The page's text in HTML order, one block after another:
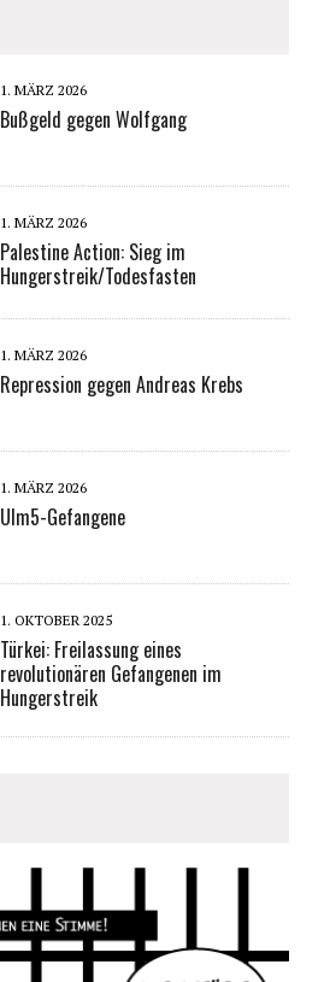
1. MÄRZ 2026
Bußgeld gegen Wolfgang
1. MÄRZ 2026
Palestine Action: Sieg im
Hungerstreik/Todesfasten
1. MÄRZ 2026
Repression gegen Andreas Krebs
1. MÄRZ 2026
Ulm5-Gefangene
1. OKTOBER 2025
Türkei: Freilassung eines
revolutionären Gefangenen im
Hungerstreik